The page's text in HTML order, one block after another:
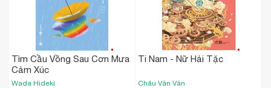
Tìm Cầu Vồng Sau Cơn Mưa
Cảm Xúc
Wada Hideki
Ti Nam - Nữ Hải Tặc
Châu Văn Văn